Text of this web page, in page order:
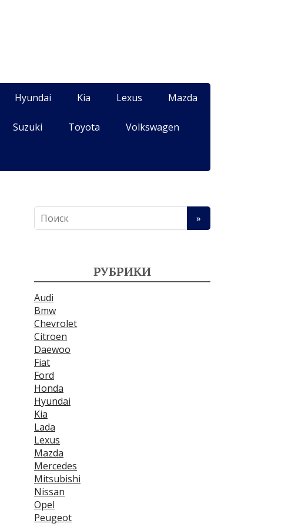
Hyundai Kia Lexus Mazda
Suzuki Toyota Volkswagen
РУБРИКИ
Audi
Bmw
Chevrolet
Citroen
Daewoo
Fiat
Ford
Honda
Hyundai
Kia
Lada
Lexus
Mazda
Mercedes
Mitsubishi
Nissan
Opel
Peugeot